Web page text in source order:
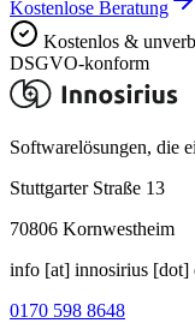
Kostenlose Beratung
Kostenlos &
DSGVO-konform
Softwarelösungen, die
Stuttgarter Straße 13
70806 Kornwestheim
info [at] innosirius [dot]
0170 598 8648